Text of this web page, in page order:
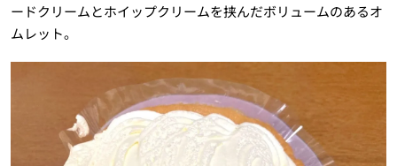
ードクリームとホイップクリームを挟んだボリュームのあるオ
ムレット。